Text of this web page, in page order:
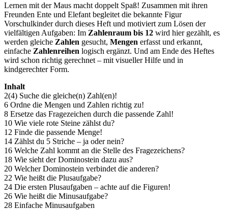
Lernen mit der Maus macht doppelt Spaß! Zusammen mit ihren
Freunden Ente und Elefant begleitet die bekannte Figur
Vorschulkinder durch dieses Heft und motiviert zum Lösen der
vielfältigen Aufgaben: Im Zahlenraum bis 12 wird hier gezählt, es
werden gleiche Zahlen gesucht, Mengen erfasst und erkannt,
einfache Zahlenreihen logisch ergänzt. Und am Ende des Heftes
wird schon richtig gerechnet – mit visueller Hilfe und in
kindgerechter Form.
Inhalt
2(4) Suche die gleiche(n) Zahl(en)!
6 Ordne die Mengen und Zahlen richtig zu!
8 Ersetze das Fragezeichen durch die passende Zahl!
10 Wie viele rote Steine zählst du?
12 Finde die passende Menge!
14 Zählst du 5 Striche – ja oder nein?
16 Welche Zahl kommt an die Stelle des Fragezeichens?
18 Wie sieht der Dominostein dazu aus?
20 Welcher Dominostein verbindet die anderen?
22 Wie heißt die Plusaufgabe?
24 Die ersten Plusaufgaben – achte auf die Figuren!
26 Wie heißt die Minusaufgabe?
28 Einfache Minusaufgaben